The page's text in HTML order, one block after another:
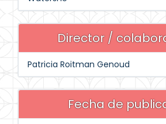
Director /
Patricia Roitman Genoud
Fecha de